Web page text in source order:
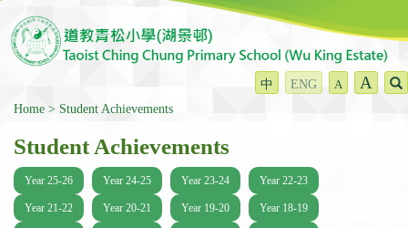
中 ENG A A
Home Student Achievements
Student Achievements
Year 25-26 Year 24-25 Year 23-24 Year 22-23
Year 21-22 Year 20-21 Year 19-20 Year 18-19